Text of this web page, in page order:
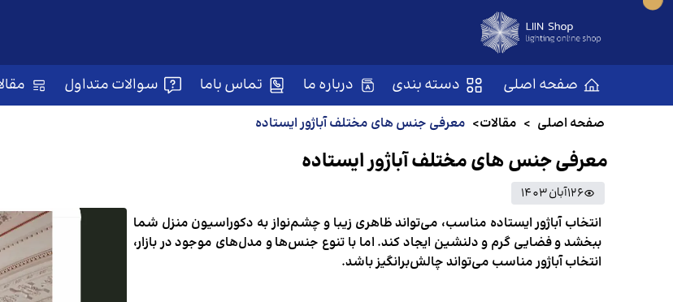
صفحه اصلی دسته بندی درباره ما تماس باما سوالات متداول
صفحه اصلی > مقالات> معرفی جنس های مختلف آباژور ایستاده
معرفی جنس های مختلف آباژور ایستاده
126آبان 1403
انتخاب آباژور ایستاده مناسب، می‌تواند ظاهری زیبا و چشم‌نواز به دکوراسیون منزل شما
ببخشد و فضایی گرم و دلنشین ایجاد کند. اما با تنوع جنس‌ها و مدل‌های موجود در بازار،
انتخاب آباژور مناسب می‌تواند چالش‌برانگیز باشد.